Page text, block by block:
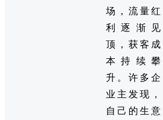
场，流量红
利逐渐见
顶，获客成
本持续攀
升。许多企
业主发现，
自己的生意